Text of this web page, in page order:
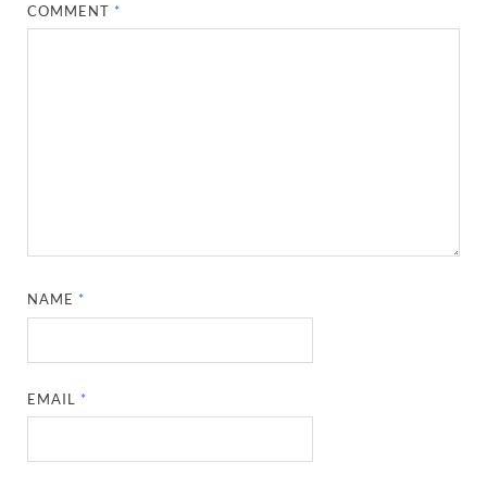
COMMENT *
NAME *
EMAIL *